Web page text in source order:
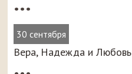
•••
30 сентября
Вера, Надежда и Любовь